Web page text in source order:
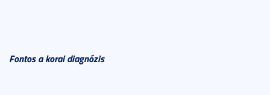
Fontos a korai diagnózis